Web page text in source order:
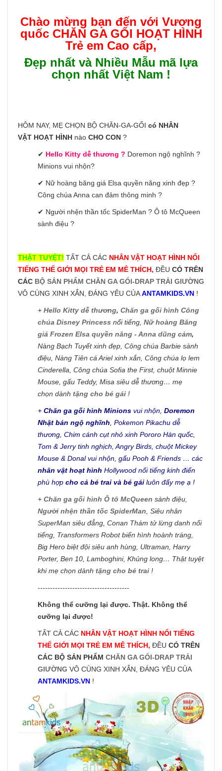
Chào mừng bạn đến với Vương
quốc CHĂN GA GỐI HOẠT HÌNH
Trẻ em Cao cấp,
Đẹp nhất và Nhiều Mẫu mã lựa
chọn nhất Việt Nam !
HÔM NAY, MẸ CHỌN BỘ CHĂN-GA-GỐI có NHÂN
VẬT HOẠT HÌNH nào CHO CON ?
✔ Hello Kitty dễ thương ? Doremon ngộ nghĩnh ?
Minions vui nhộn?
✔ Nữ hoàng băng giá Elsa quyền năng xinh đẹp ?
Công chúa Anna can đảm thông minh ?
✔ Người nhện thần tốc SpiderMan ? Ô tô McQueen
sành điệu ?
THẬT TUYỆT! TẤT CẢ CÁC NHÂN VẬT HOẠT HÌNH NỔI
TIẾNG THẾ GIỚI MỌI TRẺ EM MÊ THÍCH, ĐỀU CÓ TRÊN
CÁC BỘ SẢN PHẨM CHĂN GA GỐI-DRAP TRẢI GIƯỜNG
VÔ CÙNG XINH XẮN, ĐÁNG YÊU CỦAANTAMKIDS.VN !
+ Hello Kitty dễ thương, Chăn ga gối hình Công
chúa Disney Princess nổi tiếng, Nữ hoàng Băng
giá Frozen Elsa quyền năng - Anna dũng cảm,
Nàng Bạch Tuyết xinh đẹp, Công chúa Barbie sành
điệu, Nàng Tiên cá Ariel xinh xắn, Công chúa lọ lem
Cinderella, Công chúa Sofia the First, chuột Minnie
Mouse, gấu Teddy, Misa siêu dễ thương… mẹ
chọn dành tặng cho bé gái !
+ Chăn ga gối hình Minions vui nhộn, Doremon
Nhật bản ngộ nghĩnh, Pokemon Pikachu dễ
thương, Chim cánh cụt nhỏ xinh Pororo Hàn quốc,
Tom & Jerry tinh nghịch, Angry Birds, chuột Mickey
Mouse & Donal vui nhộn, gấu Pooh & Friends … các
nhân vật hoạt hình Hollywood nổi tiếng kinh điển
phù hợp cho cả bé trai và bé gái luôn đấy mẹ ạ !
+ Chăn ga gối hình Ô tô McQueen sành điệu,
Người nhện thần tốc SpiderMan, Siêu nhân
SuperMan siêu đẳng, Conan Thám tử lừng danh nổi
tiếng, Transformers Robot biến hình hoành tráng,
Big Hero biệt đội siêu anh hùng, Ultraman, Harry
Porter, Ben 10, Lamboghini, Khủng long… Thật tuyệt
khi mẹ chọn dành tặng cho bé trai !
-------------------------------------
Không thể cưỡng lại được. Thật. Không thể
cưỡng lại được!
TẤT CẢ CÁC NHÂN VẬT HOẠT HÌNH NỔI TIẾNG
THẾ GIỚI MỌI TRẺ EM MÊ THÍCH, ĐỀU CÓ TRÊN
CÁC BỘ SẢN PHẨM CHĂN GA GỐI-DRAP TRẢI
GIƯỜNG VÔ CÙNG XINH XẮN, ĐÁNG YÊU CỦA
ANTAMKIDS.VN !